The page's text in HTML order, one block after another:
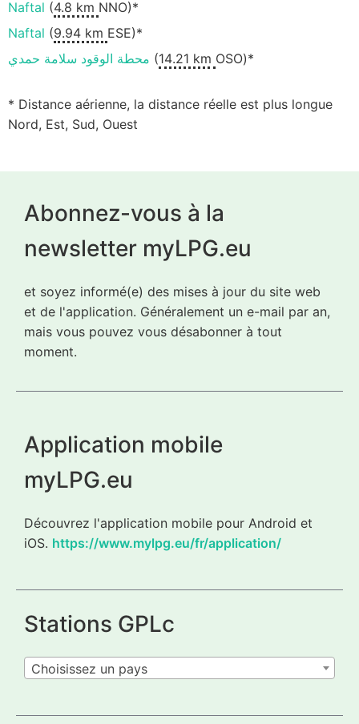
Naftal (4.8 km NNO)*
Naftal (9.94 km ESE)*
محطة الوقود سلامة حمدي ( 14.21 km OSO)*
* Distance aérienne, la distance réelle est plus longue
Nord, Est, Sud, Ouest
Abonnez-vous à la
newsletter myLPG.eu
et soyez informé(e) des mises à jour du site web
et de l'application. Généralement un e-mail par an,
mais vous pouvez vous désabonner à tout
moment.
Application mobile
myLPG.eu
Découvrez l'application mobile pour Android et
iOS. https://www.mylpg.eu/fr/application/
Stations GPLc
Choisissez un pays